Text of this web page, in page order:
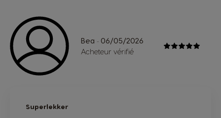
Bea - 06/05/2026
Acheteur vérifié
Superlekker